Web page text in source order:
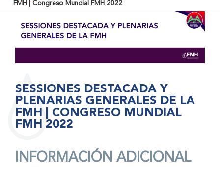
FMH | Congreso Mundial FMH 2022
SESSIONES DESTACADA Y
PLENARIAS GENERALES DE LA
FMH | CONGRESO MUNDIAL
FMH 2022
INFORMACIÓN ADICIONAL